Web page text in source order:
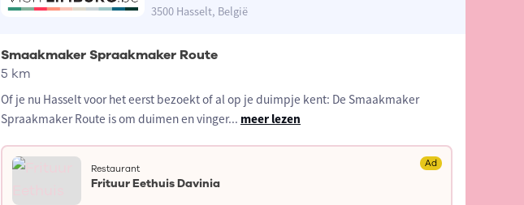
3500 Hasselt, België
Smaakmaker Spraakmaker Route
5 km
Of je nu Hasselt voor het eerst bezoekt of al op je duimpje kent: De Smaakmaker
Spraakmaker Route is om duimen en vinger... meer lezen
Restaurant Ad
Frituur Eethuis Davinia